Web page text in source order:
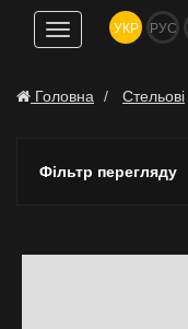
Показати
навігацію
УКР РУС
Головна Стельові
Фільтр перегляду